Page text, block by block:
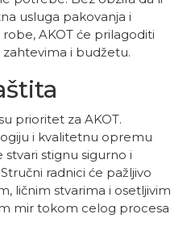
usluga pakovanja i
AKOT će prilagoditi
i budžetu.
prioritet za AKOT.
i kvalitetnu opremu
stignu sigurno i
radnici će pažljivo
ličnim stvarima i osetljivim
mir tokom celog procesa